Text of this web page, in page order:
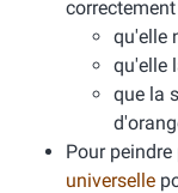
qu'elle
qu'elle
que la
Pour
universelle